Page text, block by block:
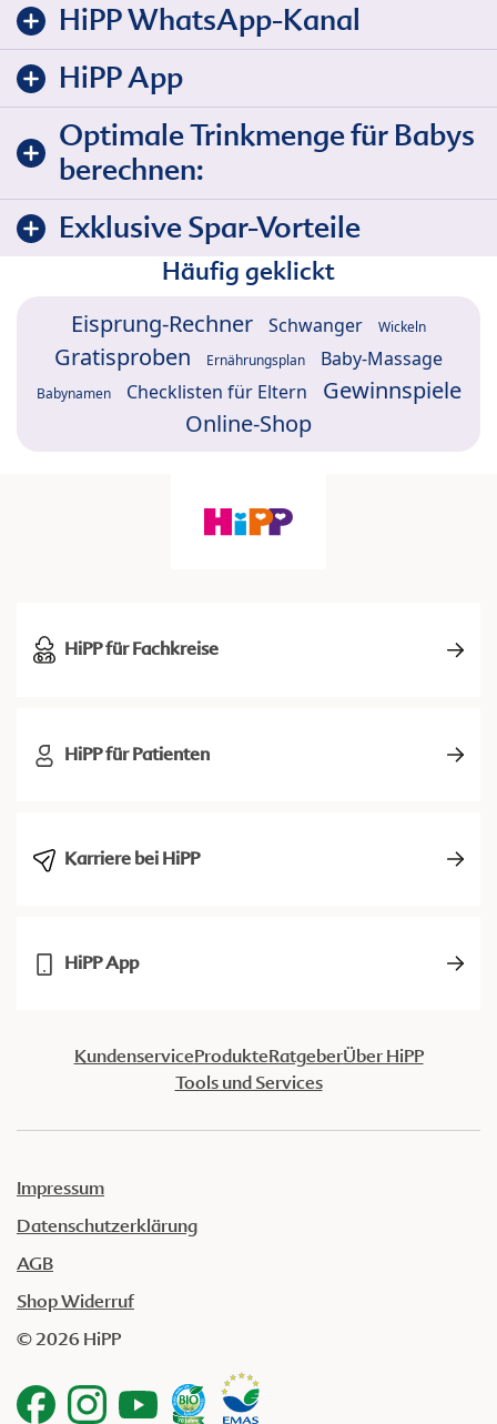
HiPP WhatsApp-Kanal
HiPP App
Optimale Trinkmenge für Babys
berechnen:
Exklusive Spar-Vorteile
Häufig geklickt
Eisprung-Rechner Schwanger Wickeln
Gratisproben Ernährungsplan Baby-Massage
Babynamen Checklisten für Eltern
Gewinnspiele
Online-Shop
HiPP für Fachkreise
HiPP für Patienten
Karriere bei HiPP
HiPP App
KundenserviceProdukteRatgeberÜber HiPP
Tools und Services
Impressum
Datenschutzerklärung
AGB
Shop Widerruf
© 2026 HiPP